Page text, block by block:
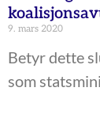
9. mars 2020
Betyr dette
som